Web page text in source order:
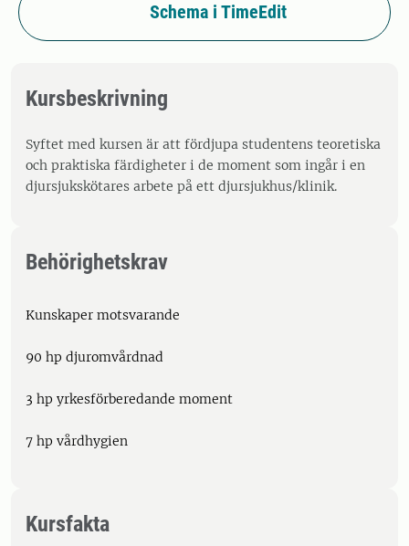
Schema i TimeEdit
Kursbeskrivning
Syftet med kursen är att fördjupa studentens teoretiska
och praktiska färdigheter i de moment som ingår i en
djursjukskötares arbete på ett djursjukhus/klinik.
Behörighetskrav
Kunskaper motsvarande
90 hp djuromvårdnad
3 hp yrkesförberedande moment
7 hp vårdhygien
Kursfakta